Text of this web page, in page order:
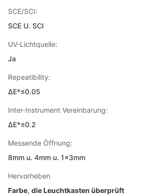
SCE/SCI:
SCE U. SCI
UV-Lichtquelle:
Ja
Repeatibility:
ΔE*≤0.05
Inter-Instrument Vereinbarung:
ΔE*≤0.2
Messende Öffnung:
8mm u. 4mm u. 1×3mm
Hervorheben
Farbe, die Leuchtkasten überprüft